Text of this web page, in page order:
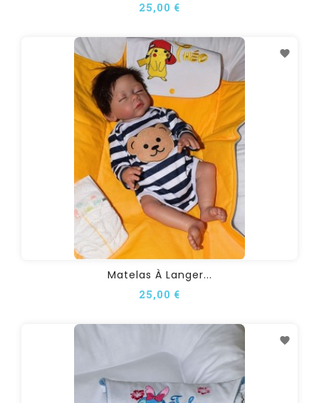
25,00 €
Matelas À Langer...
25,00 €